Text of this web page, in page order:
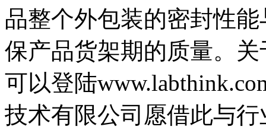
品整个外包装的密封性
保产品货架期的质量。
可以登陆
技术有限公司愿借此与